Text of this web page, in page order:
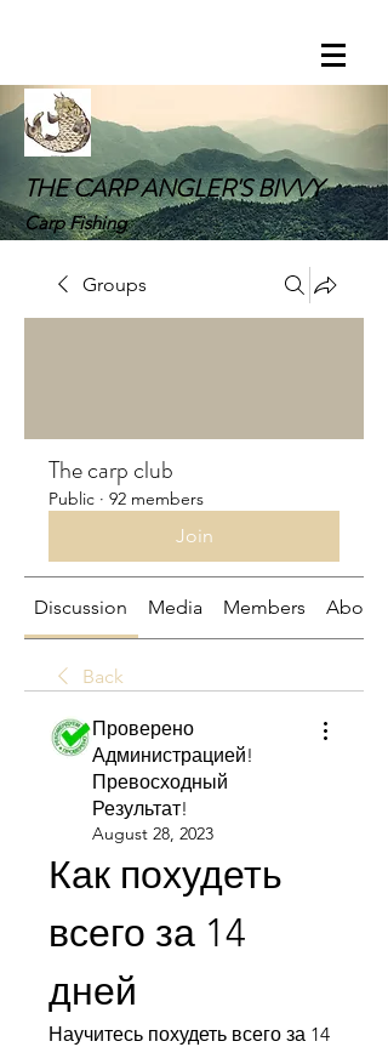
THE CARP ANGLER'S BIVVY
Carp Fishing
Groups
The carp club
Public · 92 members
Join
Discussion Media Members About
Back
Проверено
Администрацией!
Превосходный
Результат!
August 28, 2023
Как похудеть
всего за 14
дней
Научитесь похудеть всего за 14